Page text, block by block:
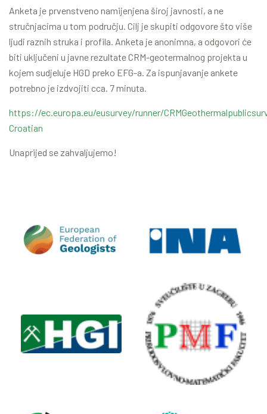
Anketa je prvenstveno namijenjena široj javnosti, a ne
stručnjacima u tom području. Cilj je skupiti odgovore što više
ljudi raznih struka i profila. Anketa je anonimna, a odgovori će
biti uključeni u javne rezultate CRM-geotermalnog projekta u
kojem sudjeluje HGD preko EFG-a. Za ispunjavanje ankete
potrebno je izdvojiti cca. 7 minuta.
https://ec.europa.eu/eusurvey/runner/
Croatian
Unaprijed se zahvaljujemo!